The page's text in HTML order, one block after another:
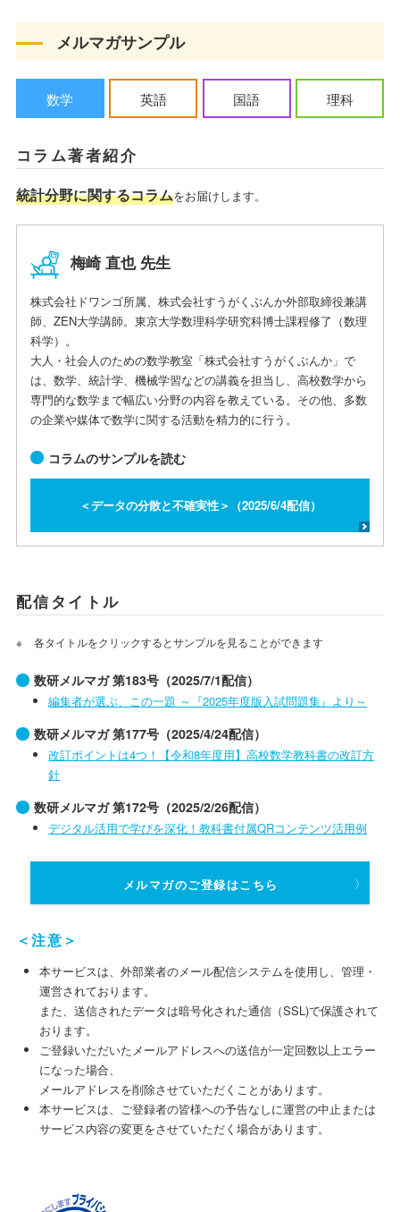
メルマガサンプル
数学 英語 国語 理科
コラム著者紹介
統計分野に関するコラムをお届けします。
梅崎 直也 先生
株式会社ドワンゴ所属、株式会社すうがくぶんか外部取締役兼講
師、ZEN大学講師。東京大学数理科学研究科博士課程修了（数理
科学）。
大人・社会人のための数学教室「株式会社すうがくぶんか」で
は、数学、統計学、機械学習などの講義を担当し、高校数学から
専門的な数学まで幅広い分野の内容を教えている。その他、多数
の企業や媒体で数学に関する活動を精力的に行う。
コラムのサンプルを読む
＜データの分散と不確実性＞（2025/6/4配信）
配信タイトル
各タイトルをクリックするとサンプルを見ることができます
数研メルマガ 第183号（2025/7/1配信）
編集者が選ぶ、この一題 ～『2025年度版入試問題集』より～
数研メルマガ 第177号（2025/4/24配信）
改訂ポイントは4つ！【令和8年度用】高校数学教科書の改訂方
針
数研メルマガ 第172号（2025/2/26配信）
デジタル活用で学びを深化！教科書付属QRコンテンツ活用例
メルマガのご登録はこちら
＜注意＞
本サービスは、外部業者のメール配信システムを使用し、管理・
運営されております。
また、送信されたデータは暗号化された通信（SSL)で保護されて
おります。
ご登録いただいたメールアドレスへの送信が一定回数以上エラー
になった場合、
メールアドレスを削除させていただくことがあります。
本サービスは、ご登録者の皆様への予告なしに運営の中止または
サービス内容の変更をさせていただく場合があります。